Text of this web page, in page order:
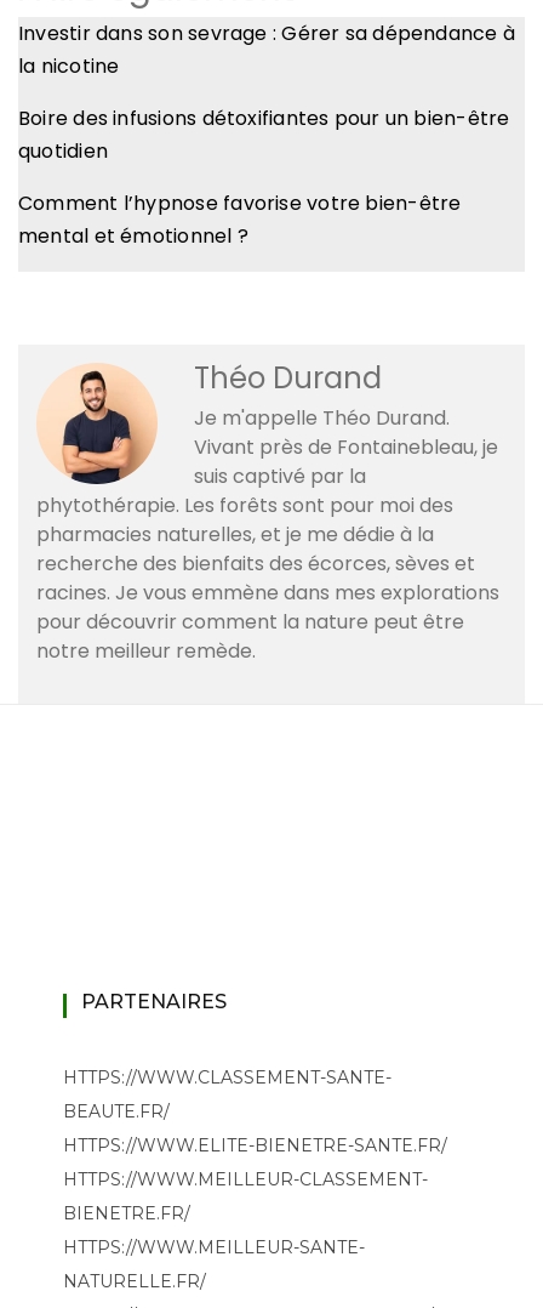
Investir dans son sevrage : Gérer sa dépendance à
la nicotine
Boire des infusions détoxifiantes pour un bien-être
quotidien
Comment l’hypnose favorise votre bien-être
mental et émotionnel ?
Théo Durand
Je m'appelle Théo Durand.
Vivant près de Fontainebleau, je
suis captivé par la
phytothérapie. Les forêts sont pour moi des
pharmacies naturelles, et je me dédie à la
recherche des bienfaits des écorces, sèves et
racines. Je vous emmène dans mes explorations
pour découvrir comment la nature peut être
notre meilleur remède.
PARTENAIRES
HTTPS://WWW.CLASSEMENT-SANTE-
BEAUTE.FR/
HTTPS://WWW.ELITE-BIENETRE-SANTE.FR/
HTTPS://WWW.MEILLEUR-CLASSEMENT-
BIENETRE.FR/
HTTPS://WWW.MEILLEUR-SANTE-
NATURELLE.FR/